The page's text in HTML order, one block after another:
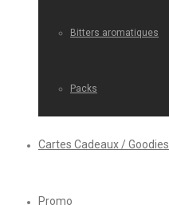
Bitters aromatiques
Packs
Cartes Cadeaux / Goodies
Promo